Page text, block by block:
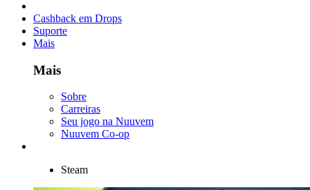
Cashback em Drops
Suporte
Mais
Mais
Sobre
Carreiras
Seu jogo na Nuuvem
Nuuvem Co-op
Steam